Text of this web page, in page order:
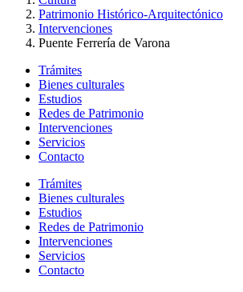
Patrimonio Histórico-Arquitectónico
Intervenciones
Puente Ferrería de Varona
Trámites
Bienes culturales
Estudios
Redes de Patrimonio
Intervenciones
Servicios
Contacto
Trámites
Bienes culturales
Estudios
Redes de Patrimonio
Intervenciones
Servicios
Contacto